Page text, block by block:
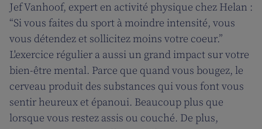
Jef Vanhoof, expert en activité physique chez Helan :
“Si vous faites du sport à moindre intensité, vous
vous détendez et sollicitez moins votre coeur.”
L'exercice régulier a aussi un grand impact sur votre
bien-être mental. Parce que quand vous bougez, le
cerveau produit des substances qui vous font vous
sentir heureux et épanoui. Beaucoup plus que
lorsque vous restez assis ou couché. De plus,